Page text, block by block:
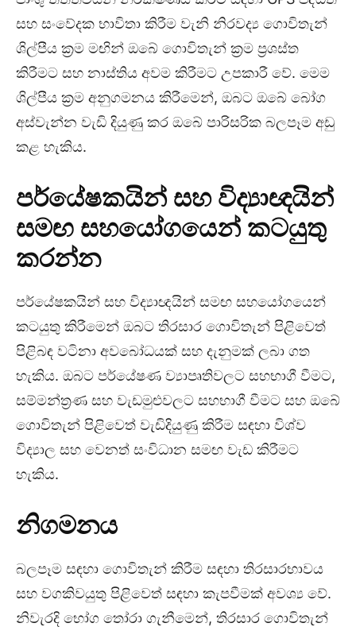
සහ සංවේදක භාවිතා කිරීම වැනි නිරවද්‍ය ගොවිතැන්
ශිල්පීය ක්‍රම මඟින් ඔබේ ගොවිතැන් ක්‍රම ප්‍රශස්ත
කිරීමට සහ නාස්තිය අවම කිරීමට උපකාරී වේ. මෙම
ශිල්පීය ක්‍රම අනුගමනය කිරීමෙන්, ඔබට ඔබේ බෝග
අස්වැන්න වැඩි දියුණු කර ඔබේ පාරිසරික බලපෑම අඩු
කළ හැකිය.
පර්යේෂකයින් සහ විද්‍යාඥයින්
සමඟ සහයෝගයෙන් කටයුතු
කරන්න
පර්යේෂකයින් සහ විද්‍යාඥයින් සමඟ සහයෝගයෙන්
කටයුතු කිරීමෙන් ඔබට තිරසාර ගොවිතැන් පිළිවෙත්
පිළිබඳ වටිනා අවබෝධයක් සහ දැනුමක් ලබා ගත
හැකිය. ඔබට පර්යේෂණ ව්‍යාපෘතිවලට සහභාගී වීමට,
සම්මන්ත්‍රණ සහ වැඩමුළුවලට සහභාගී වීමට සහ ඔබේ
ගොවිතැන් පිළිවෙත් වැඩිදියුණු කිරීම සඳහා විශ්ව
විද්‍යාල සහ වෙනත් සංවිධාන සමඟ වැඩ කිරීමට
හැකිය.
නිගමනය
බලපෑම සඳහා ගොවිතැන් කිරීම සඳහා තිරසාරභාවය
සහ වගකිවයුතු පිළිවෙත් සඳහා කැපවීමක් අවශ්‍ය වේ.
නිවැරදි භෝග තෝරා ගැනීමෙන්, තිරසාර ගොවිතැන්